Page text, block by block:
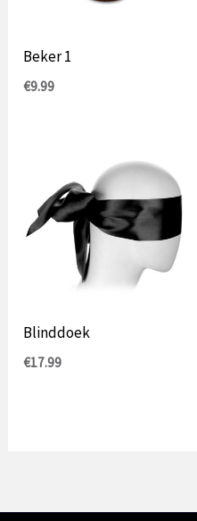
Beker 1
€9.99
Blinddoek
€17.99